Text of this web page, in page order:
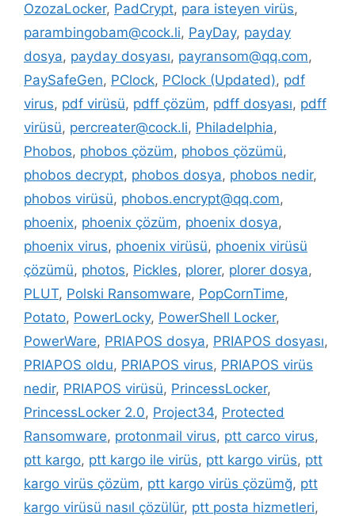
OzozaLocker, PadCrypt, para isteyen virüs,
parambingobam@cock.li, PayDay, payday
dosya, payday dosyası, payransom@qq.com,
PaySafeGen, PClock, PClock (Updated), pdf
virus, pdf virüsü, pdff çözüm, pdff dosyası, pdff
virüsü, percreater@cock.li, Philadelphia,
Phobos, phobos çözüm, phobos çözümü,
phobos decrypt, phobos dosya, phobos nedir,
phobos virüsü, phobos.encrypt@qq.com,
phoenix, phoenix çözüm, phoenix dosya,
phoenix virus, phoenix virüsü, phoenix virüsü
çözümü, photos, Pickles, plorer, plorer dosya,
PLUT, Polski Ransomware, PopCornTime,
Potato, PowerLocky, PowerShell Locker,
PowerWare, PRIAPOS dosya, PRIAPOS dosyası,
PRIAPOS oldu, PRIAPOS virus, PRIAPOS virüs
nedir, PRIAPOS virüsü, PrincessLocker,
PrincessLocker 2.0, Project34, Protected
Ransomware, protonmail virus, ptt carco virus,
ptt kargo, ptt kargo ile virüs, ptt kargo virüs, ptt
kargo virüs çözüm, ptt kargo virüs çözümğ, ptt
kargo virüsü nasıl çözülür, ptt posta hizmetleri,